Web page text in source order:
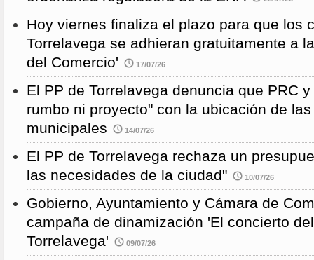
Hoy viernes finaliza el plazo para que los
Torrelavega se adhieran gratuitamente a
del Comercio'
17/07/26
El PP de Torrelavega denuncia que PRC
rumbo ni proyecto" con la ubicación de
municipales
14/07/26
El PP de Torrelavega rechaza un
las necesidades de la ciudad"
10/07/26
Gobierno, Ayuntamiento y Cámara de
campaña de dinamización 'El concierto
Torrelavega'
09/07/26